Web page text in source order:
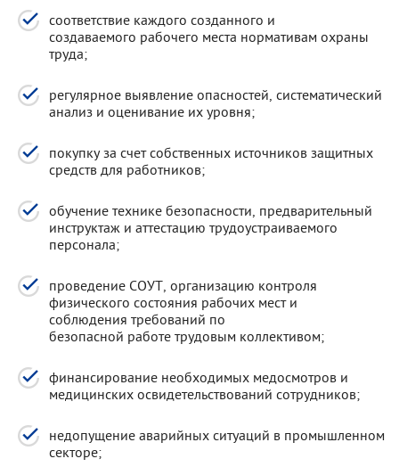
соответствие каждого созданного и
создаваемого рабочего места нормативам охраны
труда;
регулярное выявление опасностей, систематический
анализ и оценивание их уровня;
покупку за счет собственных источников защитных
средств для работников;
обучение технике безопасности, предварительный
инструктаж и аттестацию трудоустраиваемого
персонала;
проведение СОУТ, организацию контроля
физического состояния рабочих мест и
соблюдения требований по
безопасной работе трудовым коллективом;
финансирование необходимых медосмотров и
медицинских освидетельствований сотрудников;
недопущение аварийных ситуаций в промышленном
секторе;